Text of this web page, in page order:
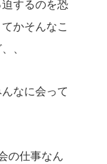
するのを恐
かそんなこ
、
なに会って
の仕事なん